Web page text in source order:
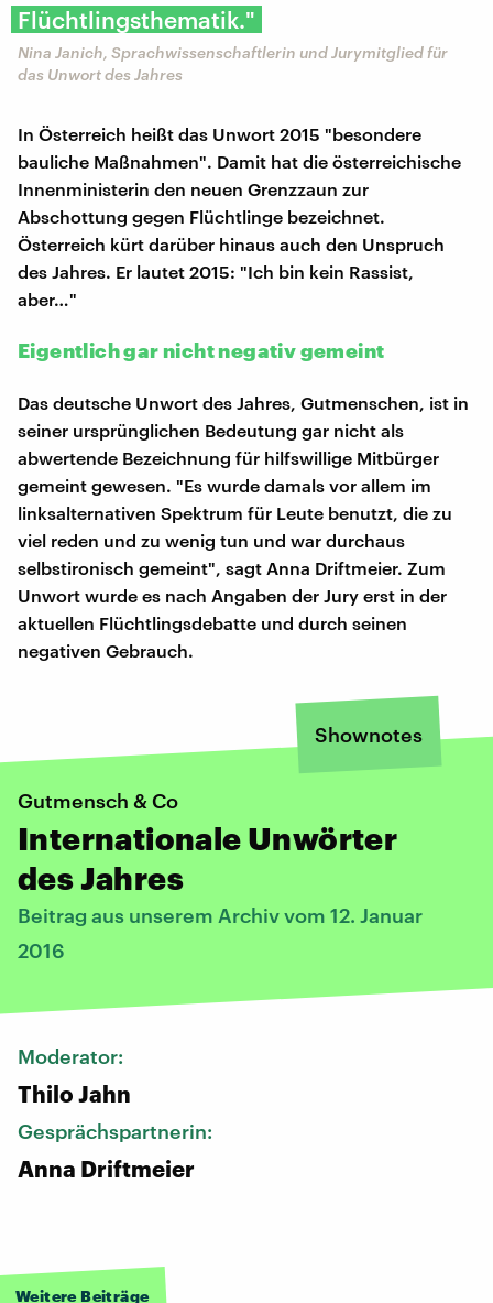
Flüchtlingsthematik."
Nina Janich, Sprachwissenschaftlerin und Jurymitglied für
das Unwort des Jahres
In Österreich heißt das Unwort 2015 "besondere
bauliche Maßnahmen". Damit hat die österreichische
Innenministerin den neuen Grenzzaun zur
Abschottung gegen Flüchtlinge bezeichnet.
Österreich kürt darüber hinaus auch den Unspruch
des Jahres. Er lautet 2015: "Ich bin kein Rassist,
aber…"
Eigentlich gar nicht negativ gemeint
Das deutsche Unwort des Jahres, Gutmenschen, ist in
seiner ursprünglichen Bedeutung gar nicht als
abwertende Bezeichnung für hilfswillige Mitbürger
gemeint gewesen. "Es wurde damals vor allem im
linksalternativen Spektrum für Leute benutzt, die zu
viel reden und zu wenig tun und war durchaus
selbstironisch gemeint", sagt Anna Driftmeier. Zum
Unwort wurde es nach Angaben der Jury erst in der
aktuellen Flüchtlingsdebatte und durch seinen
negativen Gebrauch.
Shownotes
Gutmensch & Co
Internationale Unwörter
des Jahres
Beitrag aus unserem Archiv vom 12. Januar
2016
Moderator:
Thilo Jahn
Gesprächspartnerin:
Anna Driftmeier
Weitere Beiträge